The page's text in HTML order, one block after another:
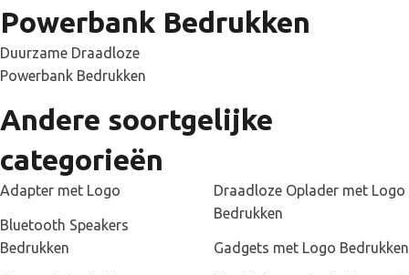
Powerbank Bedrukken
Duurzame Draadloze
Powerbank Bedrukken
Andere soortgelijke
categorieën
Adapter met Logo
Bluetooth Speakers
Bedrukken
Draadloze Oplader met Logo
Bedrukken
Gadgets met Logo Bedrukken